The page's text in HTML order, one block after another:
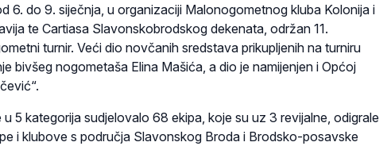
6. do 9. siječnja, u organizaciji Malonogometnog kluba Kolonija i
te Cartiasa Slavonskobrodskog dekenata, održan 11.
turnir. Veći dio novčanih sredstava prikupljenih na turniru
bivšeg nogometaša Elina Mašića, a dio je namijenjen i Općoj
5 kategorija sudjelovalo 68 ekipa, koje su uz 3 revijalne, odigrale
i klubove s područja Slavonskog Broda i Brodsko-posavske